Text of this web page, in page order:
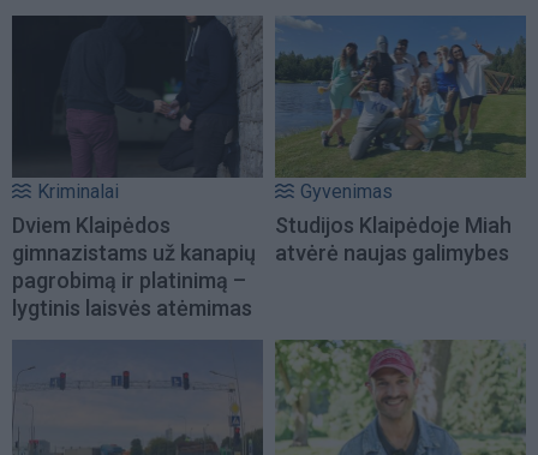
Kriminalai
Dviem Klaipėdos
gimnazistams už kanapių
pagrobimą ir platinimą –
lygtinis laisvės atėmimas
Gyvenimas
Studijos Klaipėdoje Miah
atvėrė naujas galimybes